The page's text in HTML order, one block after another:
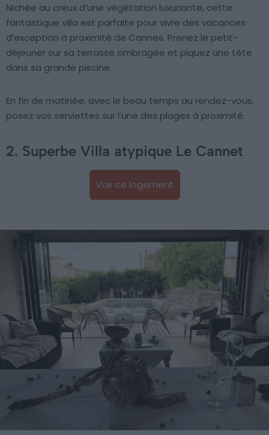
Nichée au creux d’une végétation luxuriante, cette
fantastique villa est parfaite pour vivre des vacances
d’exception à proximité de Cannes. Prenez le petit-
déjeuner sur sa terrasse ombragée et piquez une tête
dans sa grande piscine.
En fin de matinée, avec le beau temps au rendez-vous,
posez vos serviettes sur l’une des plages à proximité.
2. Superbe Villa atypique Le Cannet
Voir ce logement